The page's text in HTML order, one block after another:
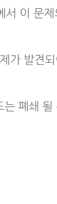
서 이 문
가 발견
는 폐쇄 될